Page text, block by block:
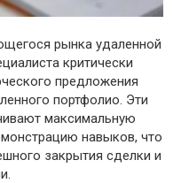
рынка удаленной
критически
предложения
портфолио. Эти
максимальную
навыков, что
закрытия сделки и